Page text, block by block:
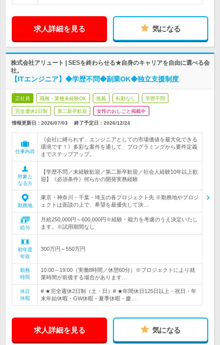
求人詳細を見る 気になる
株式会社アリュート | SESを終わらせる★自身のキャリアを自由に選べる会
社。
【ITエンジニア】◆学歴不問◆副業OK◆独立支援制度
正社員 職種・業種未経験OK 急募 転勤なし 学歴不問
完全週休2日制 第二新卒歓迎 女性のおしごと掲載中
情報更新日：2026/07/03 終了予定日： 2026/12/24
仕事内容
《会社に縛られず、エンジニアとしての市場価値を最大化できる
環境です！》多彩な案件を通して、プログラミングから要件定義
までステップアップ。
対象と
なる方
【学歴不問／未経験歓迎／第二新卒歓迎／社会人経験10年以上歓
迎】《必須条件》何らかの開発実務経験
勤務地
東京・神奈川・千葉・埼玉の各プロジェクト先 ※勤務地やプロジ
ェクトは面談の上で、希望を最優先して決…
給与
月給250,000円～600,000円※経験・能力を考慮のうえ決定いたし
ます。※試用期間なし
初年度
年収
300万円～550万円
勤務
時間
10:00～19:00（実働8時間／休憩60分）※プロジェクトにより就
業時間が前後する場合があります…
休日
休暇
# ★完全週休2日制（土・日）# ★年間休日125日以上・祝日・年
末年始休暇・GW休暇・夏季休暇・慶…
求人詳細を見る 気になる